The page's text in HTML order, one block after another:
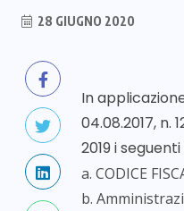
28 GIUGNO 2020
In
04.08.2017,
2019 i
a. CODICE
b.